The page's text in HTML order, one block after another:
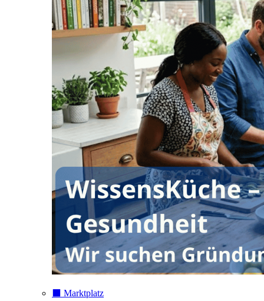
⬛️ Marktplatz